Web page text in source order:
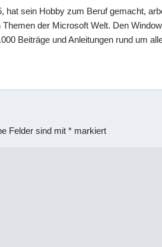
hat sein Hobby zum Beruf gemacht,
der Microsoft Welt. Den
Beiträge und Anleitungen rund um
Felder sind mit* markiert